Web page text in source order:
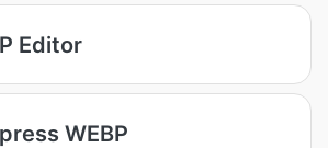
Editor
WEBP